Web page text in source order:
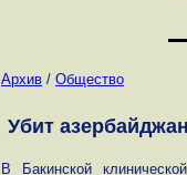
Архив / Общество
Убит
В Бакинской